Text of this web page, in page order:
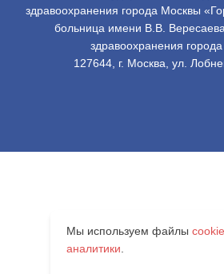
здравоохранения города Москвы
больница имени В.В.
здравоохранения
127644, г. Москва, ул.
Мы используем файлы
аналитики